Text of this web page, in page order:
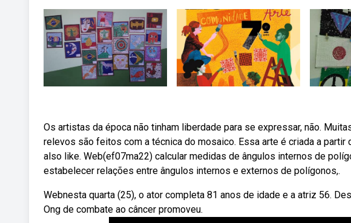
Os artistas da época não tinham liberdade para se expressar, não.
relevos são feitos com a técnica do mosaico. Essa arte é criada a partir
also like. Web(ef07ma22) calcular medidas de ângulos internos de
estabelecer relações entre ângulos internos e externos de polígonos,.
Webnesta quarta (25), o ator completa 81 anos de idade e a atriz 56.
Ong de combate ao câncer promoveu.